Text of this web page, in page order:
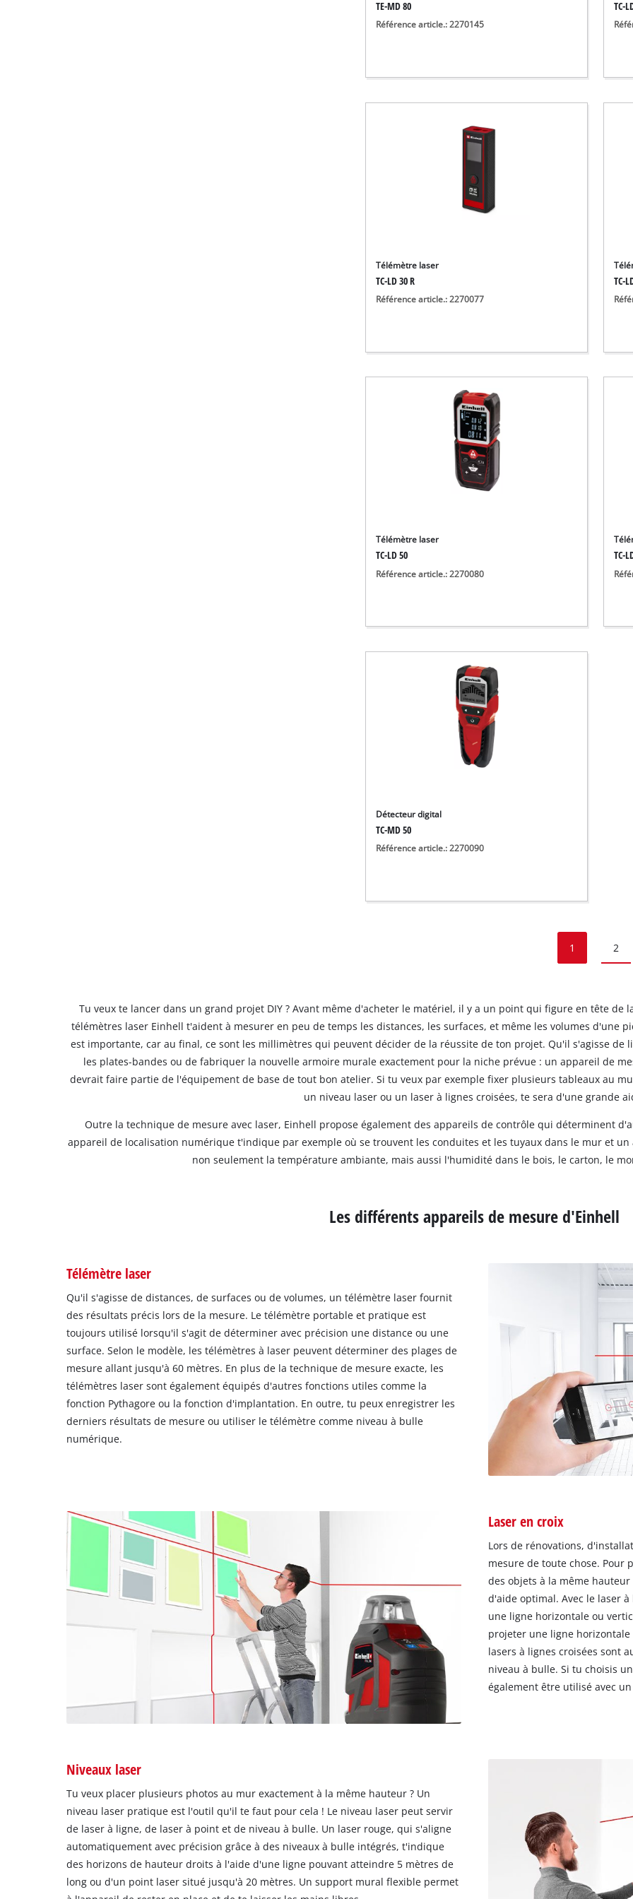
TE-MD 80
Référence article.: 2270145
TC-
Télémètre laser
TC-LD 30 R
Référence article.: 2270077
TC-
Télémètre laser
TC-LD 50
Référence article.: 2270080
TC-
Détecteur digital
TC-MD 50
Référence article.: 2270090
1 2
Tu veux te lancer dans un grand projet DIY ? Avant même d'acheter le matériel, il y a un point qui figure en tête de
télémètres laser Einhell t'aident à mesurer en peu de temps les distances, les surfaces, et même les volumes d'une
est importante, car au final, ce sont les millimètres qui peuvent décider de la réussite de ton projet. Qu'il s'agisse de
les plates-bandes ou de fabriquer la nouvelle armoire murale exactement pour la niche prévue : un appareil de
devrait faire partie de l'équipement de base de tout bon atelier. Si tu veux par exemple fixer plusieurs tableaux au
un niveau laser ou un laser à lignes croisées, te sera d'une grande
Outre la technique de mesure avec laser, Einhell propose également des appareils de contrôle qui déterminent
appareil de localisation numérique t'indique par exemple où se trouvent les conduites et les tuyaux dans le mur et
non seulement la température ambiante, mais aussi l'humidité dans le bois, le carton, le
Les différents appareils de mesure d'Einhell
Télémètre laser
Qu'il s'agisse de distances, de surfaces ou de volumes, un télémètre laser fournit
des résultats précis lors de la mesure. Le télémètre portable et pratique est
toujours utilisé lorsqu'il s'agit de déterminer avec précision une distance ou une
surface. Selon le modèle, les télémètres à laser peuvent déterminer des plages de
mesure allant jusqu'à 60 mètres. En plus de la technique de mesure exacte, les
télémètres laser sont également équipés d'autres fonctions utiles comme la
fonction Pythagore ou la fonction d'implantation. En outre, tu peux enregistrer les
derniers résultats de mesure ou utiliser le télémètre comme niveau à bulle
numérique.
Laser en croix
Lors de rénovations,
mesure de toute chose. Pour
des objets à la même
d'aide optimal. Avec le laser
une ligne horizontale ou
projeter une ligne horizontale
lasers à lignes croisées sont
niveau à bulle. Si tu choisis
également être utilisé avec
Niveaux laser
Tu veux placer plusieurs photos au mur exactement à la même hauteur ? Un
niveau laser pratique est l'outil qu'il te faut pour cela ! Le niveau laser peut servir
de laser à ligne, de laser à point et de niveau à bulle. Un laser rouge, qui s'aligne
automatiquement avec précision grâce à des niveaux à bulle intégrés, t'indique
des horizons de hauteur droits à l'aide d'une ligne pouvant atteindre 5 mètres de
long ou d'un point laser situé jusqu'à 20 mètres. Un support mural flexible permet